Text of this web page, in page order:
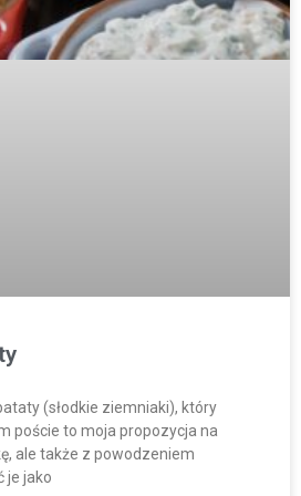
(słodkie ziemniaki), który
poście to moja propozycja na
ale także z powodzeniem
je jako